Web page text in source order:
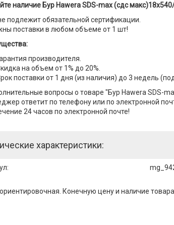
наличие Бур Hawera SDS-max (сдс
подлежит обязательной сертификации.
поставки в любом объеме от 1 шт!
производителя.
на объем от 1% до 20%.
поставки от 1 дня (из наличия) до 3 недель
вопросы о товаре "Бур Hawera SDS-
ответит по телефону или по электронной
24 часов по электронной почте!
характеристики:
:
Конечную цену и наличие